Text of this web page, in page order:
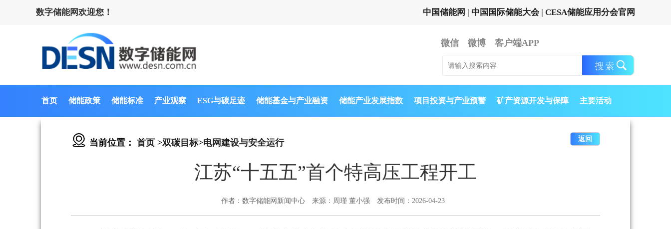
数字储能网欢迎您！ 中国储能网 | 中国国际储能大会 | CESA储能应用分会官网
微信 微博 客户端APP
首页 储能政策 储能标准 产业观察 ESG与碳足迹 储能基金与产业融资 储能产业发展指数 项目投资与产业预警 矿产资源开发与保障 主要活动
当前位置： 首页 >双碳目标>电网建设与安全运行 返回
江苏“十五五”首个特高压工程开工
作者：数字储能网新闻中心 来源：周瑾 董小强 发布时间：2026-04-23